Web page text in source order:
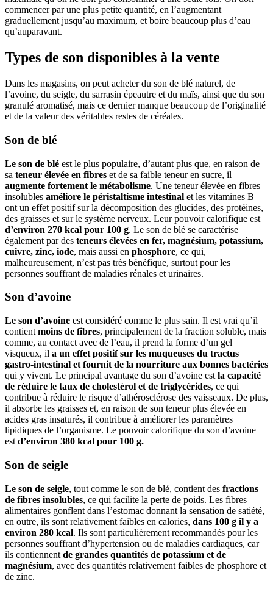
commencer par une plus petite quantité, en l’augmentant
graduellement jusqu’au maximum, et boire beaucoup plus d’eau
qu’auparavant.
Types de son disponibles à la vente
Dans les magasins, on peut acheter du son de blé naturel, de
l’avoine, du seigle, du sarrasin épeautre et du maïs, ainsi que du son
granulé aromatisé, mais ce dernier manque beaucoup de l’originalité
et de la valeur des véritables restes de céréales.
Son de blé
Le son de blé est le plus populaire, d’autant plus que, en raison de
sa teneur élevée en fibres et de sa faible teneur en sucre, il
augmente fortement le métabolisme. Une teneur élevée en fibres
insolubles améliore le péristaltisme intestinal et les vitamines B
ont un effet positif sur la décomposition des glucides, des protéines,
des graisses et sur le système nerveux. Leur pouvoir calorifique est
d’environ 270 kcal pour 100 g. Le son de blé se caractérise
également par des teneurs élevées en fer, magnésium, potassium,
cuivre, zinc, iode, mais aussi en phosphore, ce qui,
malheureusement, n’est pas très bénéfique, surtout pour les
personnes souffrant de maladies rénales et urinaires.
Son d’avoine
Le son d’avoine est considéré comme le plus sain. Il est vrai qu’il
contient moins de fibres, principalement de la fraction soluble, mais
comme, au contact avec de l’eau, il prend la forme d’un gel
visqueux, il a un effet positif sur les muqueuses du tractus
gastro-intestinal et fournit de la nourriture aux bonnes bactéries
qui y vivent. Le principal avantage du son d’avoine est la capacité
de réduire le taux de cholestérol et de triglycérides, ce qui
contribue à réduire le risque d’athérosclérose des vaisseaux. De plus,
il absorbe les graisses et, en raison de son teneur plus élevée en
acides gras insaturés, il contribue à améliorer les paramètres
lipidiques de l’organisme. Le pouvoir calorifique du son d’avoine
est d’environ 380 kcal pour 100 g.
Son de seigle
Le son de seigle, tout comme le son de blé, contient des fractions
de fibres insolubles, ce qui facilite la perte de poids. Les fibres
alimentaires gonflent dans l’estomac donnant la sensation de satiété,
en outre, ils sont relativement faibles en calories, dans 100 g il y a
environ 280 kcal. Ils sont particulièrement recommandés pour les
personnes souffrant d’hypertension ou de maladies cardiaques, car
ils contiennent de grandes quantités de potassium et de
magnésium, avec des quantités relativement faibles de phosphore et
de zinc.